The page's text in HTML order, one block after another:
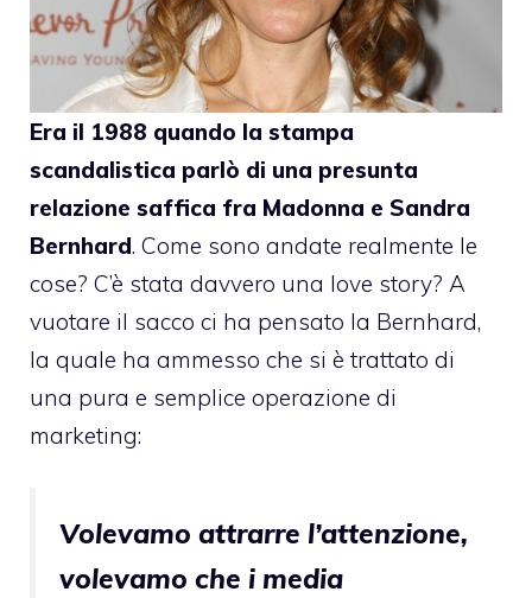
Era il 1988 quando la stampa
scandalistica parlò di una presunta
relazione saffica fra Madonna e Sandra
Bernhard. Come sono andate realmente le
cose? C’è stata davvero una love story? A
vuotare il sacco ci ha pensato la Bernhard,
la quale ha ammesso che si è trattato di
una pura e semplice operazione di
marketing:
Volevamo attrarre l’attenzione,
volevamo che i media